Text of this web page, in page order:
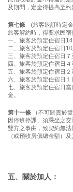
及期間，定金得提高至
第七條 (旅客退訂時定
旅客解約時，得要求民宿
一、旅客於預定住宿日
二、旅客於預定住宿日
三、旅客於預定住宿日７
四、旅客於預定住宿日
五、旅客於預定住宿日２
六、旅客於預定住宿日
七、旅客於預定住宿日
金。
第十一條 （不可歸責於
因停班停課、須乘坐之
雙方之事由，致契約無
（或預收房價總金額）及
五、關於加人：